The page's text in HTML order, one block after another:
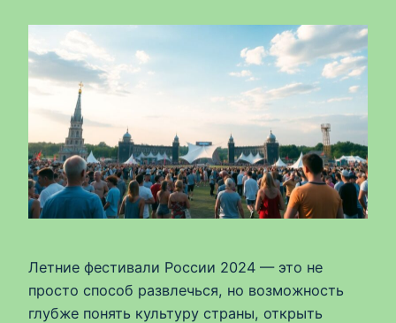
Летние фестивали России 2024 — это не
просто способ развлечься, но возможность
глубже понять культуру страны, открыть